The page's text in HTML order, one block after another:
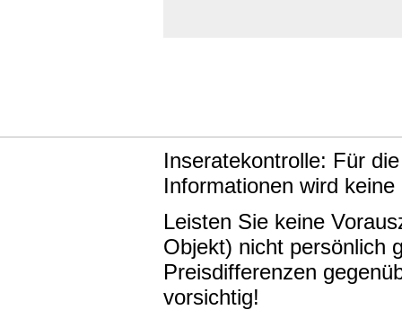
Inseratekontrolle: Für
Informationen wird
Leisten Sie keine
Objekt) nicht persönlich
Preisdifferenzen
vorsichtig!